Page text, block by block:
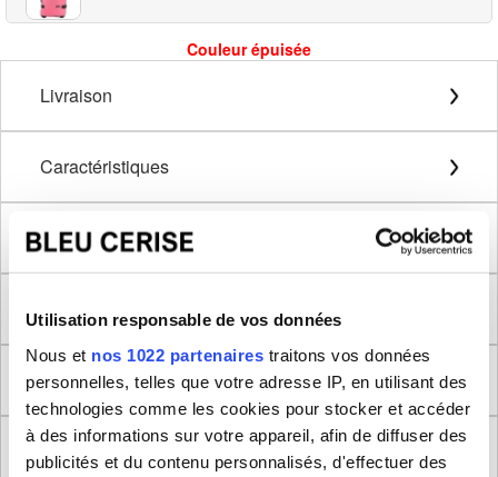
Utilisation responsable de vos données
Nous et nos 1022 partenaires traitons vos données
personnelles, telles que votre adresse IP, en utilisant des
technologies comme les cookies pour stocker et accéder
à des informations sur votre appareil, afin de diffuser des
publicités et du contenu personnalisés, d'effectuer des
Couleur épuisée
Livraison
Caractéristiques
Détails extérieurs
Détails intérieurs
Description
Méthode de mesure